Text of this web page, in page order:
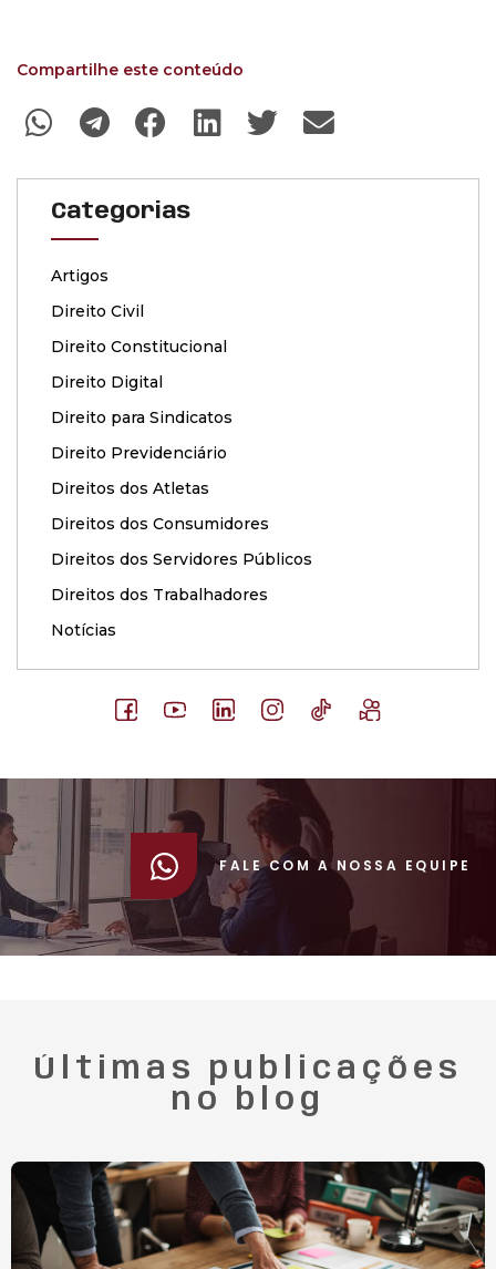
Compartilhe este conteúdo
Categorias
Artigos
Direito Civil
Direito Constitucional
Direito Digital
Direito para Sindicatos
Direito Previdenciário
Direitos dos Atletas
Direitos dos Consumidores
Direitos dos Servidores Públicos
Direitos dos Trabalhadores
Notícias
FALE COM A NOSSA EQUIPE
Últimas publicações
no blog